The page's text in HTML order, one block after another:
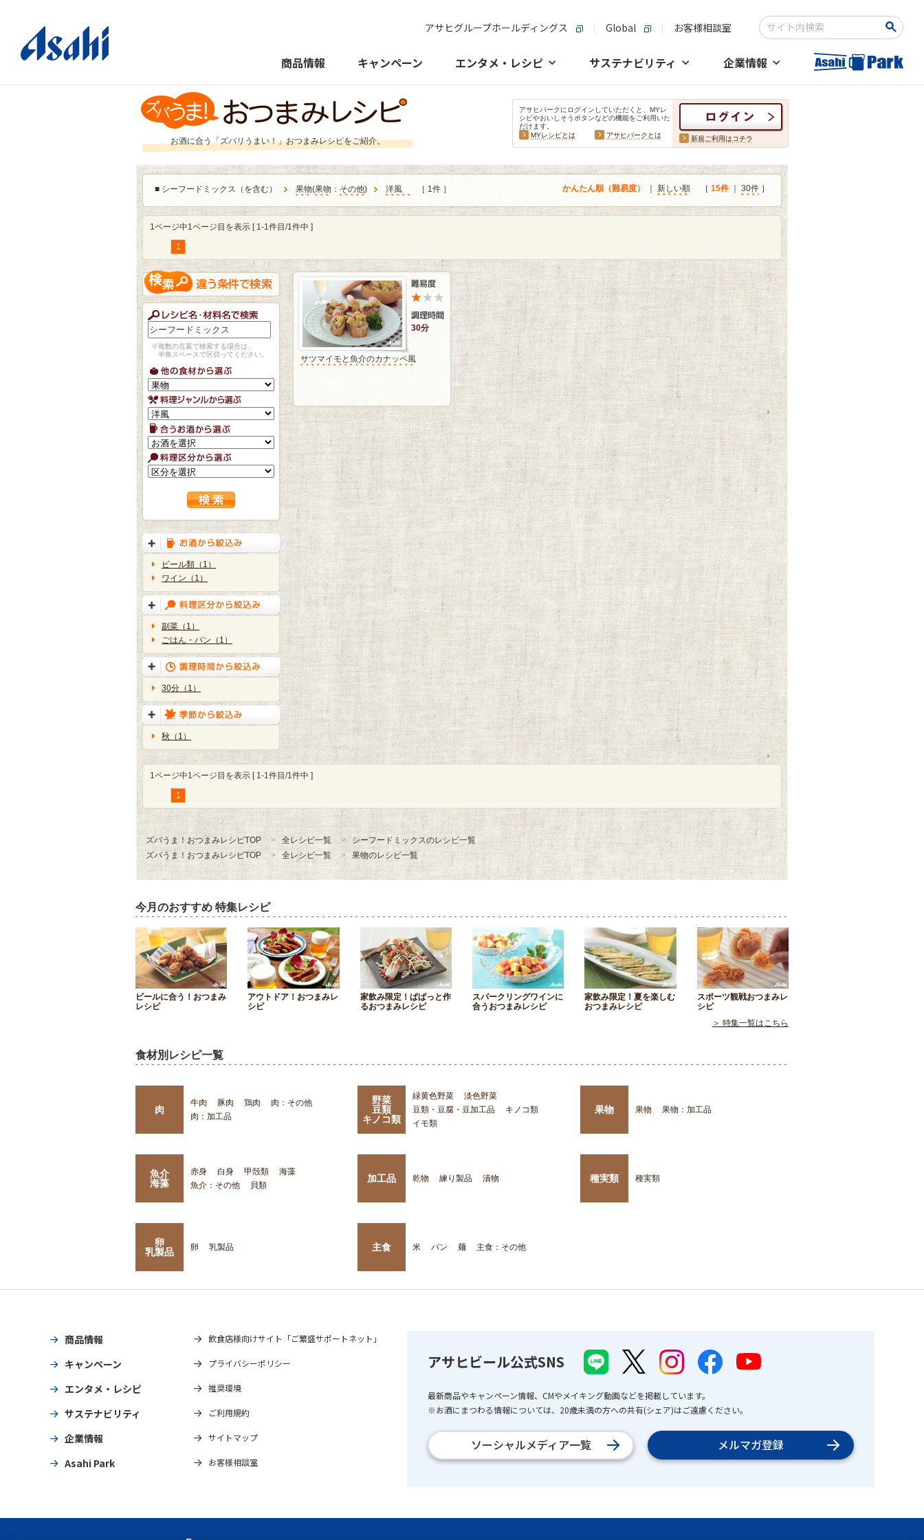
アサヒグループホールディングス Global お客様相談室
検索キーワード入力
商品情報 キャンペーン エンタメ・レシピ サステナビリティ 企業情報
お酒に合う「ズバリうまい！」おつまみレシピをご紹介。
アサヒパークにログインしていただくと、MYレ
シピやおいしそうボタンなどの機能をご利用いた
だけます。
MYレシピとは
アサヒパークとは 新規ご利用はコチラ
■ シーフードミックス（を含む） 果物(果物： その他) 洋風 ［ 1件 ］ かんたん順（難易度） 新しい順 ［ 15件｜ 30件 ］
1ページ中1ページ目を表示 [ 1-1件目/1件中 ]
1
※複数の言葉で検索する場合は、
半角スペースで区切ってください。
ビール類（1）
ワイン（1）
副菜（1）
ごはん・パン（1）
30分（1）
秋（1）
30分
サツマイモと魚介のカナッペ風
1ページ中1ページ目を表示 [ 1-1件目/1件中 ]
1
ズバうま！おつまみレシピTOP 全レシピ一覧
シーフードミックスのレシピ一覧
ズバうま！おつまみレシピTOP
全レシピ一覧 果物のレシピ一覧
今月のおすすめ 特集レシピ
ビールに合う！おつまみ
レシピ
アウトドア！おつまみレ
シピ
家飲み限定！ぱぱっと作
るおつまみレシピ
スパークリングワインに
合うおつまみレシピ
家飲み限定！夏を楽しむ
おつまみレシピ
スポーツ観戦おつまみレ
シピ
＞ 特集一覧はこちら
食材別レシピ一覧
肉
牛肉 豚肉 鶏肉
肉：その他
肉：加工品
野菜
豆類
キノコ類
緑黄色野菜
淡色野菜
豆類・豆腐・豆加工品
キノコ類
イモ類
果物 果物 果物：加工品
魚介
海藻
赤身 白身 甲殻類
海藻
魚介：その他
貝類
加工品 乾物 練り製品 漬物 種実類 種実類
卵
乳製品
卵 乳製品 主食 米 パン 麺 主食：その他
商品情報
キャンペーン
エンタメ・レシピ
サステナビリティ
企業情報
Asahi Park
飲食店様向けサイト「ご繁盛サポートネット」
プライバシーポリシー
推奨環境
ご利用規約
サイトマップ
お客様相談室
アサヒビール公式SNS
最新商品やキャンペーン情報、CMやメイキング動画などを掲載しています。
※お酒にまつわる情報については、20歳未満の方への共有(シェア)はご遠慮ください。
ソーシャルメディア一覧 メルマガ登録